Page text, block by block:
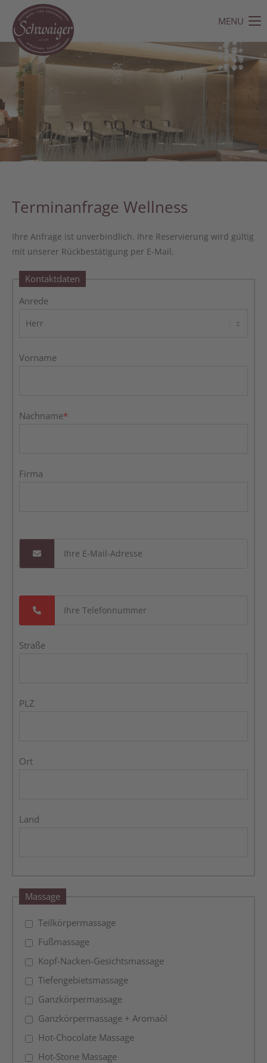
Der Eintrag "offcanvas-col1" existiert leider nicht.
Der Eintrag "offcanvas-col2" existiert leider nicht.
Der Eintrag "offcanvas-col3" existiert leider nicht.
Der Eintrag "offcanvas-col4" existiert leider nicht.
MENU
Terminanfrage Wellness
Ihre Anfrage ist unverbindlich. Ihre Reservierung wird gültig
mit unserer Rückbestätigung per E-Mail.
Kontaktdaten
Anrede
Vorname
Nachname*
Firma
Straße
PLZ
Ort
Land
Massage
Teilkörpermassage
Fußmassage
Kopf-Nacken-Gesichtsmassage
Tiefengebietsmassage
Ganzkörpermassage
Ganzkörpermassage + Aromaöl
Hot-Chocolate Massage
Hot-Stone Massage